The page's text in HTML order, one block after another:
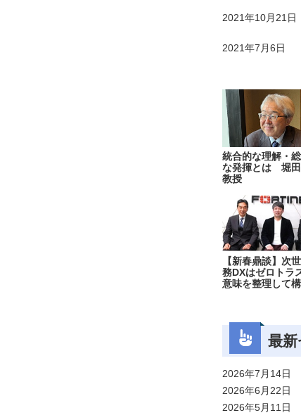
2021年10月21日
2021年7月6日
統合的な理解・
な発揮とは 堀
教授
【新春鼎談】次
務DXはゼロトラ
意味を整理して
最
2026年7月14日
2026年6月22日
2026年5月11日